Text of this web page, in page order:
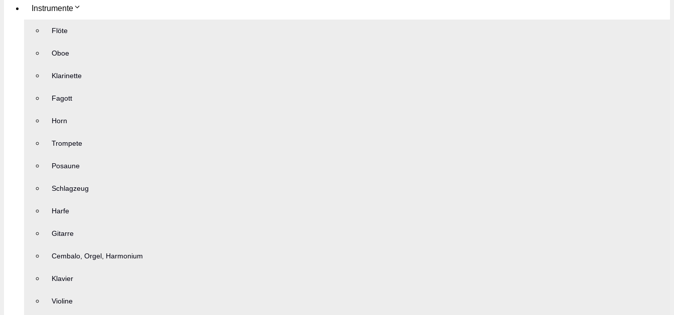
Instrumente
Flöte
Oboe
Klarinette
Fagott
Horn
Trompete
Posaune
Schlagzeug
Harfe
Gitarre
Cembalo, Orgel, Harmonium
Klavier
Violine